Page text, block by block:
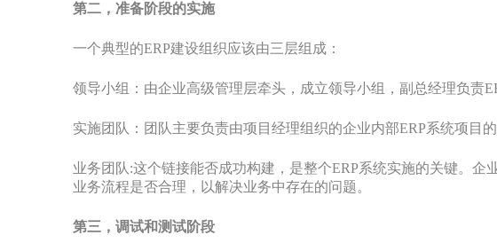
第二，准备阶段的实施
一个典型的ERP建设组织应该由三层组成：
领导小组：由企业高级管理层牵头，成立领导小组，副总经理负责
实施团队：团队主要负责由项目经理组织的企业内部ERP系统项目
业务团队:这个链接能否成功构建，是整个ERP系统实施的关键。
业务流程是否合理，以解决业务中存在的问题。
第三，调试和测试阶段